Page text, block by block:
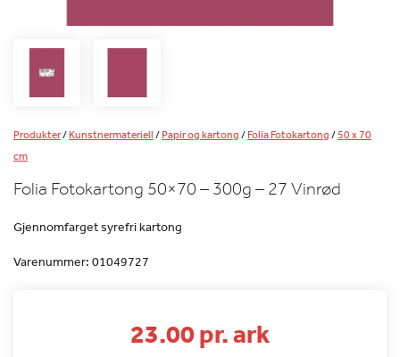
Produkter/Kunstnermateriell/Papir og kartong/Folia Fotokartong/50 x 70
cm
Folia Fotokartong 50×70 – 300g – 27 Vinrød
Gjennomfarget syrefri kartong
Varenummer: 01049727
23.00 pr. ark